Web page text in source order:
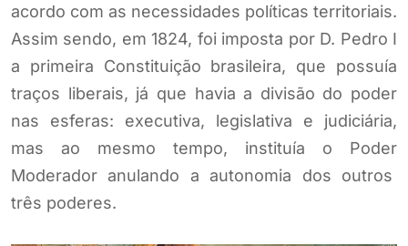
acordo com as necessidades políticas territoriais.
Assim sendo, em 1824, foi imposta por D. Pedro I
a primeira Constituição brasileira, que possuía
traços liberais, já que havia a divisão do poder
nas esferas: executiva, legislativa e judiciária,
mas ao mesmo tempo, instituía o Poder
Moderador anulando a autonomia dos outros
três poderes.